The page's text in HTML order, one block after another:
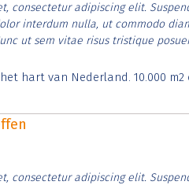
consectetur adipiscing elit.
interdum nulla, ut commodo
ut sem vitae risus tristique
hart van Nederland. 10.000
consectetur adipiscing elit.